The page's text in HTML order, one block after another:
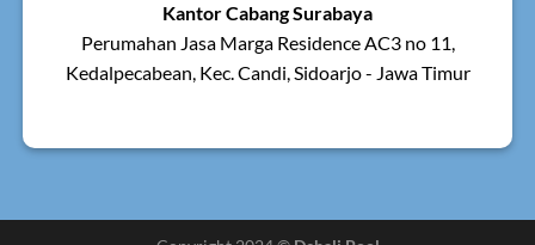
Kantor Cabang Surabaya
Perumahan Jasa Marga Residence AC3 no 11,
Kedalpecabean, Kec. Candi, Sidoarjo - Jawa Timur